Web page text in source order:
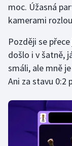
Motorsport
Olympijské hry
Parasport
Plavání
Plážový
Ragby
moc. Úžasná
kamerami
Později se
došlo i v šatně,
smáli, ale mně
Ani za stavu 0:2